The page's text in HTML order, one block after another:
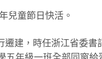
兒童節日快活。
建，時任浙江省委書